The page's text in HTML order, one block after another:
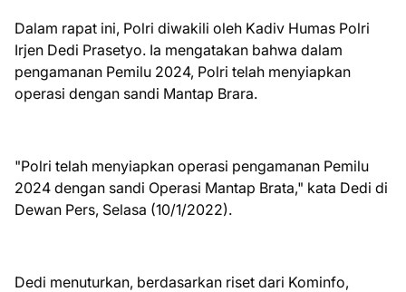
Dalam rapat ini, Polri diwakili oleh Kadiv Humas Polri
Irjen Dedi Prasetyo. Ia mengatakan bahwa dalam
pengamanan Pemilu 2024, Polri telah menyiapkan
operasi dengan sandi Mantap Brara.
"Polri telah menyiapkan operasi pengamanan Pemilu
2024 dengan sandi Operasi Mantap Brata," kata Dedi di
Dewan Pers, Selasa (10/1/2022).
Dedi menuturkan, berdasarkan riset dari Kominfo,